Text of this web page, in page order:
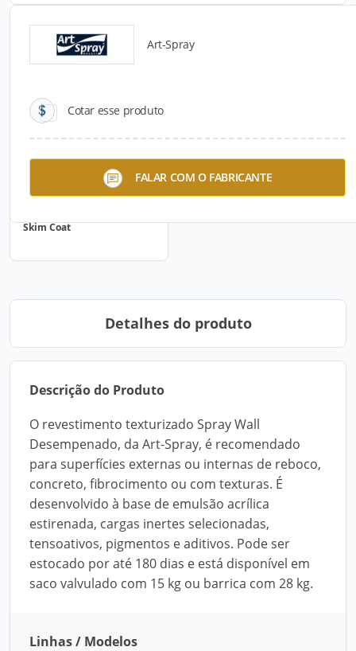
Art-Spray
Cotar esse produto
FALAR COM O FABRICANTE
Catálogos para Download
Skim Coat
Detalhes do produto
Descrição do Produto
O revestimento texturizado Spray Wall
Desempenado, da Art-Spray, é recomendado
para superfícies externas ou internas de reboco,
concreto, fibrocimento ou com texturas. É
desenvolvido à base de emulsão acrílica
estirenada, cargas inertes selecionadas,
tensoativos, pigmentos e aditivos. Pode ser
estocado por até 180 dias e está disponível em
saco valvulado com 15 kg ou barrica com 28 kg.
Linhas / Modelos